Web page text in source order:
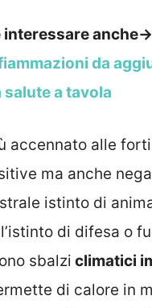
anche->
da
salute a tavola
accennato alle
ma anche
istinto di
di difesa o
sbalzi climatici
di calore in